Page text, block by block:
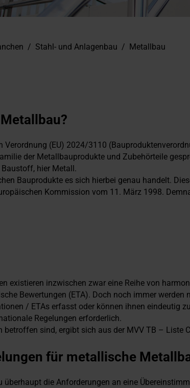
/ Stahl- und Anlagenbau / Metallbau
Verordnung (EU) 2024/3110
der Metallbauprodukte und Zubehörteile
hier Metall.
Bauprodukte es sich hierbei genau handelt.
Kommission vom 11. März 1998.
existieren inzwischen zwar eine Reihe von
Bewertungen (ETA). Doch noch immer werden
/ ETAs erfasst oder können ihnen eindeutig
Regelungen erforderlich.
sind, ergibt sich aus der MVV TB – Liste
für metallische
die Anforderungen an eine